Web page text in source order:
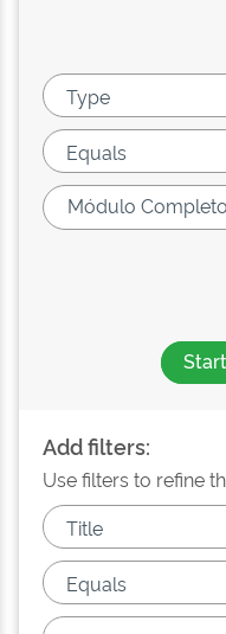
Add filters:
Use filters to refine